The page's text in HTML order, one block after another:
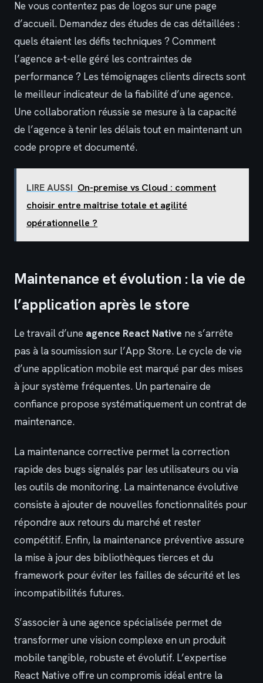
Ne vous contentez pas de logos sur une page
d’accueil. Demandez des études de cas détaillées :
quels étaient les défis techniques ? Comment
l’agence a-t-elle géré les contraintes de
performance ? Les témoignages clients directs sont
le meilleur indicateur de la fiabilité d’une agence.
Une collaboration réussie se mesure à la capacité
de l’agence à tenir les délais tout en maintenant un
code propre et documenté.
LIRE AUSSI On-premise vs Cloud : comment
choisir entre maîtrise totale et agilité
opérationnelle ?
Maintenance et évolution : la vie de
l’application après le store
Le travail d’une agence React Native ne s’arrête
pas à la soumission sur l’App Store. Le cycle de vie
d’une application mobile est marqué par des mises
à jour système fréquentes. Un partenaire de
confiance propose systématiquement un contrat de
maintenance.
La maintenance corrective permet la correction
rapide des bugs signalés par les utilisateurs ou via
les outils de monitoring. La maintenance évolutive
consiste à ajouter de nouvelles fonctionnalités pour
répondre aux retours du marché et rester
compétitif. Enfin, la maintenance préventive assure
la mise à jour des bibliothèques tierces et du
framework pour éviter les failles de sécurité et les
incompatibilités futures.
S’associer à une agence spécialisée permet de
transformer une vision complexe en un produit
mobile tangible, robuste et évolutif. L’expertise
React Native offre un compromis idéal entre la